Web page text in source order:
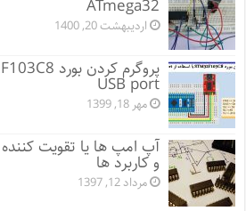
ATmega32
اردیبهشت 20, 1400
USB port
مهر 18, 1399
آپ امپ ها یا تقویت
و کاربرد ها
مرداد 12, 1397